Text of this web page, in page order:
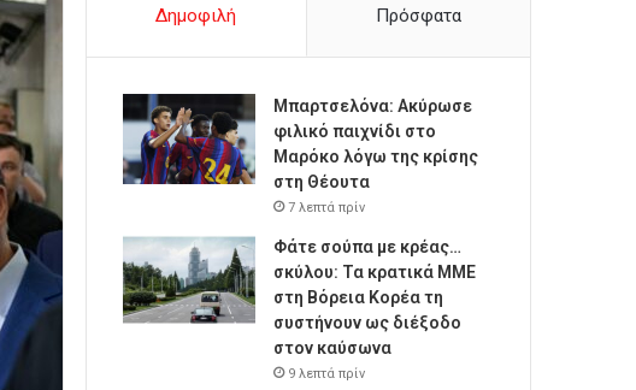
Δημοφιλή Πρόσφατα
Μπαρτσελόνα: Ακύρωσε
φιλικό παιχνίδι στο
Μαρόκο λόγω της κρίσης
στη Θέουτα
7 λεπτά πρίν
Φάτε σούπα με κρέας…
σκύλου: Τα κρατικά ΜΜΕ
στη Βόρεια Κορέα τη
συστήνουν ως διέξοδο
στον καύσωνα
9 λεπτά πρίν